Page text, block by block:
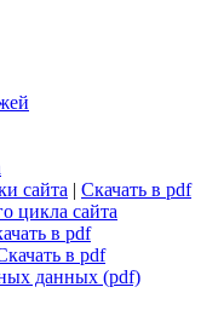
сайта | Скачать в pdf
цикла сайта
в pdf
в pdf
данных (pdf)